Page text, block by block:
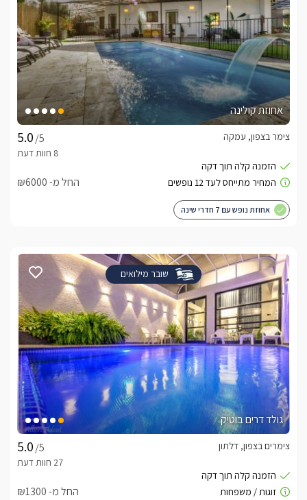
אחוזת קולינה
/5
צימר בצפון, עמקה
החל מ- ₪6000
אחוזת נופש עם 7 חדרי שינה
שובר מילואים
גולד דרים בוטיק
/5
צימרים בצפון, דלתון
החל מ- ₪1300